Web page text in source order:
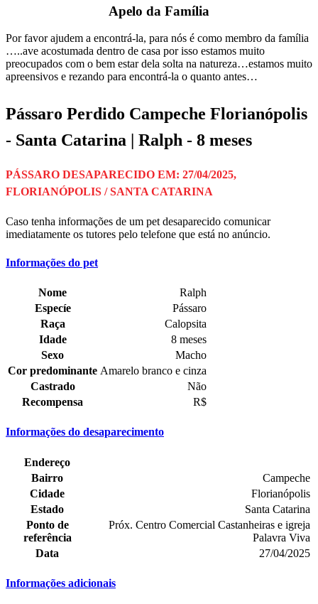
Apelo da Família
Por favor ajudem a encontrá-la, para nós é como membro da família
…..ave acostumada dentro de casa por isso estamos muito
preocupados com o bem estar dela solta na natureza…estamos muito
apreensivos e rezando para encontrá-la o quanto antes…
Pássaro Perdido Campeche Florianópolis
- Santa Catarina | Ralph - 8 meses
PÁSSARO DESAPARECIDO EM: 27/04/2025,
FLORIANÓPOLIS / SANTA CATARINA
Caso tenha informações de um pet desaparecido comunicar
imediatamente os tutores pelo telefone que está no anúncio.
Informações do pet
Nome
Ralph
Especíe
Pássaro
Raça
Calopsita
Idade
8 meses
Sexo
Macho
Cor predominante Amarelo branco e cinza
Castrado
Não
Recompensa
R$
Informações do desaparecimento
Endereço
Bairro
Campeche
Cidade
Florianópolis
Estado
Santa Catarina
Ponto de
referência
Próx. Centro Comercial Castanheiras e igreja
Palavra Viva
Data
27/04/2025
Informações adicionais